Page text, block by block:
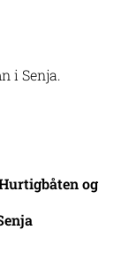
i Senja.
og